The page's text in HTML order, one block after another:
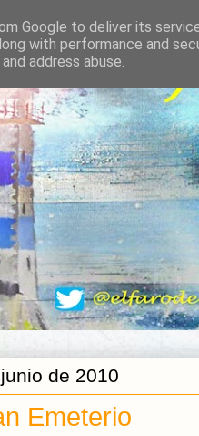
de 2010
Emeterio
Google to deliver its
with performance and
address abuse.